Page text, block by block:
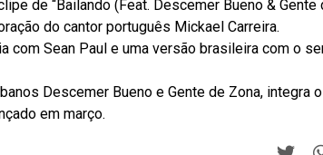
de “Bailando (Feat. Descemer Bueno & Gente
do cantor português Mickael Carreira.
com Sean Paul e uma versão brasileira com o
Descemer Bueno e Gente de Zona, integra
em março.